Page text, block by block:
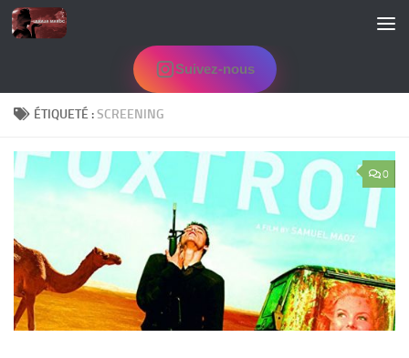
Skip to content
Suivez-nous
ÉTIQUETÉ :SCREENING
0